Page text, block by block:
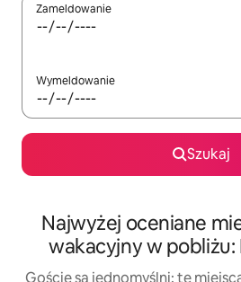
Zameldowanie
Wymeldowanie
Szukaj
Najwyżej oceniane
wakacyjny w pobliżu:
Goście są jednomyślni: te